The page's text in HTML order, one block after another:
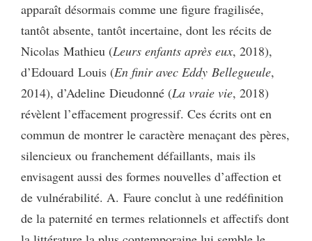
apparaît désormais comme une figure fragilisée,
tantôt absente, tantôt incertaine, dont les récits de
Nicolas Mathieu (Leurs enfants après eux, 2018),
d’Edouard Louis (En finir avec Eddy Bellegueule,
2014), d’Adeline Dieudonné (La vraie vie, 2018)
révèlent l’effacement progressif. Ces écrits ont en
commun de montrer le caractère menaçant des pères,
silencieux ou franchement défaillants, mais ils
envisagent aussi des formes nouvelles d’affection et
de vulnérabilité. A. Faure conclut à une redéfinition
de la paternité en termes relationnels et affectifs dont